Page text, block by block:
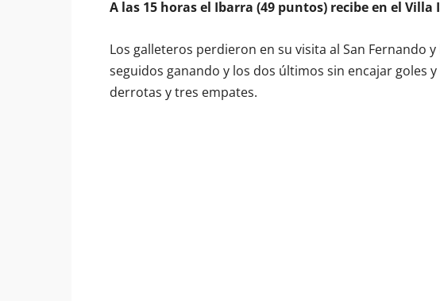
A las 15 horas el Ibarra (49 puntos) recibe en el
Los galleteros perdieron en su visita al San Fernando
seguidos ganando y los dos últimos sin encajar goles
derrotas y tres empates.